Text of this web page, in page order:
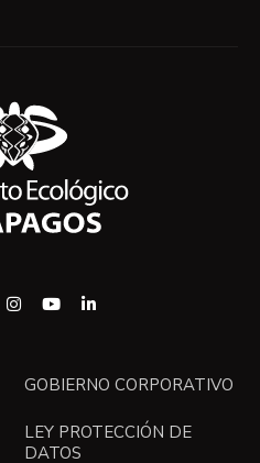
GOBIERNO CORPORATIVO
LEY PROTECCIÓN DE
DATOS